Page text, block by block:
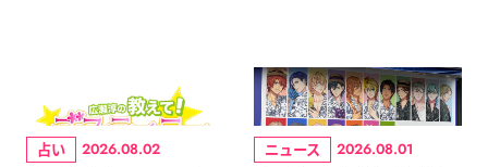
占い 2026.08.02 ニュース 2026.08.01